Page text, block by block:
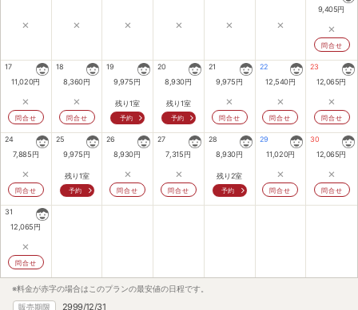
× × × × × ×
9,405円
×
問合せ
17
11,020円
×
問合せ
18
8,360円
×
問合せ
19
9,975円
残り1室
予約
20
8,930円
残り1室
予約
21
9,975円
×
問合せ
22
12,540円
×
問合せ
23
12,065円
×
問合せ
24
7,885円
×
問合せ
25
9,975円
残り1室
予約
26
8,930円
×
問合せ
27
7,315円
×
問合せ
28
8,930円
残り2室
予約
29
11,020円
×
問合せ
30
12,065円
×
問合せ
31
12,065円
×
問合せ
※料金が赤字の場合はこのプランの最安値の日程です。
販売期限
2999/12/31